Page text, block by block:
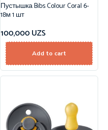
Пустышка Bibs Colour Coral 6-
18м 1 шт
100,000UZS
Add to cart